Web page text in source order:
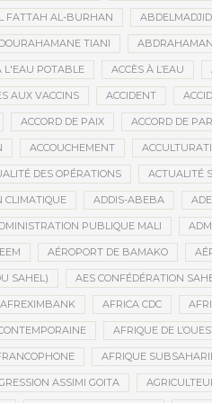
FATTAH AL-BURHAN
TIANI
L'EAU POTABLE ACCÈS À L’EAU
AUX VACCINS ACCIDENT
ACCORD DE PAIX ACCORD DE
ACCOUCHEMENT
DES OPÉRATIONS ACTUALITÉ
CLIMATIQUE ADDIS-ABEBA
PUBLIQUE MALI
AÉROPORT DE BAMAKO
SAHEL) AES CONFÉDÉRATION
AFREXIMBANK AFRICA CDC
AFRIQUE DE
AFRIQUE
ASSIMI GOITA